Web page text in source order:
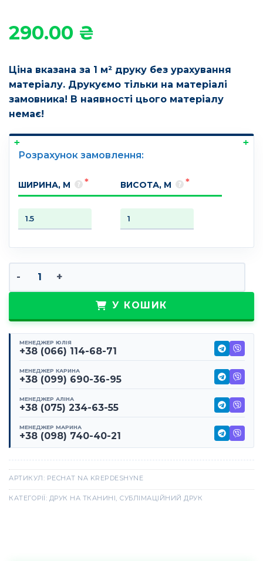
290.00 ₴
Ціна вказана за 1 м² друку без урахування
матеріалу. Друкуємо тільки на матеріалі
замовника! В наявності цього матеріалу
немає!
Розрахунок замовлення:
ШИРИНА, М ВИСОТА, М
У КОШИК
МЕНЕДЖЕР ЮЛІЯ
+38 (066) 114-68-71
МЕНЕДЖЕР КАРИНА
+38 (099) 690-36-95
МЕНЕДЖЕР АЛІНА
+38 (075) 234-63-55
МЕНЕДЖЕР МАРИНА
+38 (098) 740-40-21
АРТИКУЛ: PECHAT NA KREPDESHYNE
КАТЕГОРІЇ: ДРУК НА ТКАНИНІ, СУБЛІМАЦІЙНИЙ ДРУК